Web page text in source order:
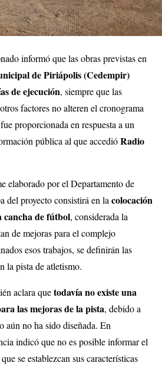
informó que las obras previstas en
de Piriápolis (Cedempir)
de ejecución, siempre que las
factores no alteren el cronograma
proporcionada en respuesta a un
pública al que accedióRadio
elaborado por el Departamento de
del proyecto consistirá en lacolocación
cancha de fútbol, considerada la
de mejoras para el complejo
esos trabajos, se definirán las
la pista de atletismo.
aclara quetodavía no existe una
las mejoras de la pista, debido a
aún no ha sido diseñada. En
indicó que no es posible informar el
se establezcan sus características